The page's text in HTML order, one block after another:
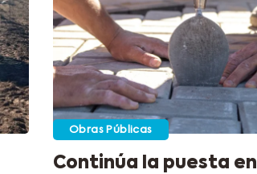
Obras Públicas
Continúa la puesta en